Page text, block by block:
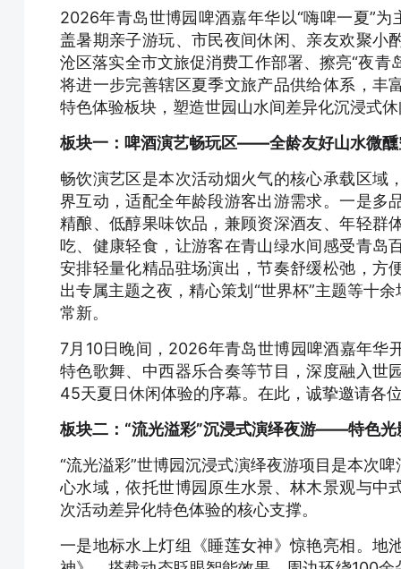
2026年青岛世博园啤酒嘉年华以“嗨啤一夏”
盖暑期亲子游玩、市民夜间休闲、亲友欢聚小
沧区落实全市文旅促消费工作部署、擦亮“夜
将进一步完善辖区夏季文旅产品供给体系，丰
特色体验板块，塑造世园山水间差异化沉浸式
板块一：啤酒演艺畅玩区——全龄友好山水微醺
畅饮演艺区是本次活动烟火气的核心承载区域
界互动，适配全年龄段游客出游需求。一是多
精酿、低醇果味饮品，兼顾资深酒友、年轻群
吃、健康轻食，让游客在青山绿水间感受青岛
安排轻量化精品驻场演出，节奏舒缓松弛，方
出专属主题之夜，精心策划“世界杯”主题等十
常新。
7月10日晚间，2026年青岛世博园啤酒嘉年华
特色歌舞、中西器乐合奏等节目，深度融入世
45天夏日休闲体验的序幕。在此，诚挚邀请各
板块二：“流光溢彩”沉浸式演绎夜游——特色光
“流光溢彩”世博园沉浸式演绎夜游项目是本次
心水域，依托世博园原生水景、林木景观与中
次活动差异化特色体验的核心支撑。
一是地标水上灯组《睡莲女神》惊艳亮相。地